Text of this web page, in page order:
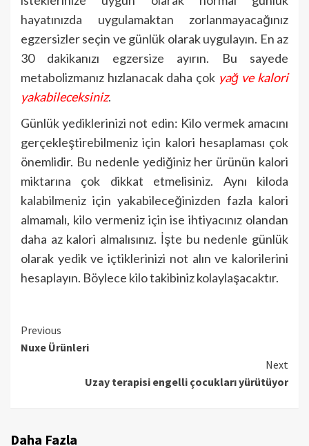
hayatınızda uygulamaktan zorlanmayacağınız
egzersizler seçin ve günlük olarak uygulayın. En az
30 dakikanızı egzersize ayırın. Bu sayede
metabolizmanız hızlanacak daha çok yağ ve kalori
yakabileceksiniz.
Günlük yediklerinizi not edin: Kilo vermek amacını
gerçekleştirebilmeniz için kalori hesaplaması çok
önemlidir. Bu nedenle yediğiniz her ürünün kalori
miktarına çok dikkat etmelisiniz. Aynı kiloda
kalabilmeniz için yakabileceğinizden fazla kalori
almamalı, kilo vermeniz için ise ihtiyacınız olandan
daha az kalori almalısınız. İşte bu nedenle günlük
olarak yedik ve içtiklerinizi not alın ve kalorilerini
hesaplayın. Böylece kilo takibiniz kolaylaşacaktır.
Continue
Reading
Previous
Nuxe Ürünleri
Next
Uzay terapisi engelli çocukları yürütüyor
Daha Fazla